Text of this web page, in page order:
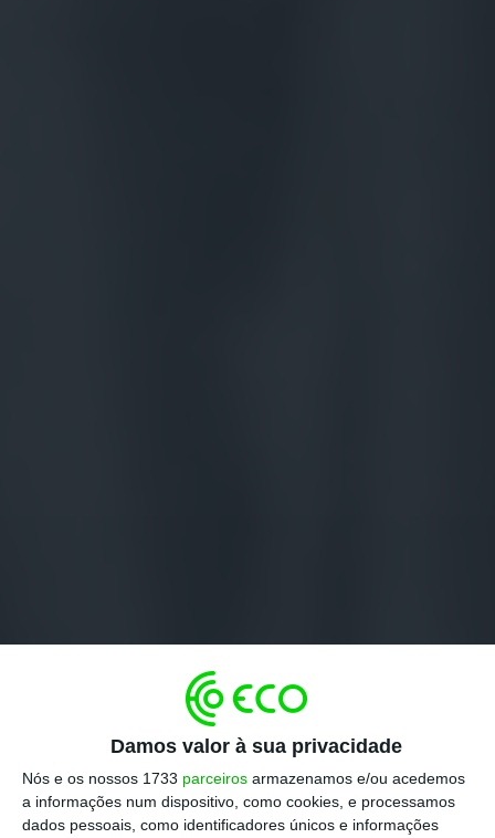
Damos valor à sua privacidade
Nós e os nossos 1733 parceiros armazenamos e/ou acedemos
a informações num dispositivo, como cookies, e processamos
dados pessoais, como identificadores únicos e informações